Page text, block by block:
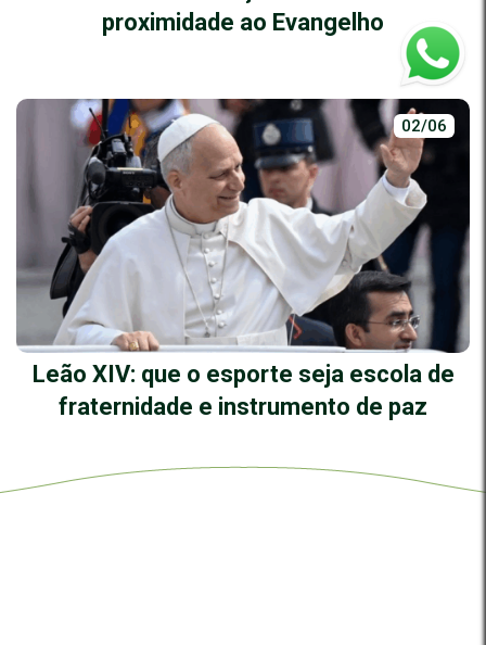
proximidade ao Evangelho
02/06
Leão XIV: que o esporte seja escola de
fraternidade e instrumento de paz